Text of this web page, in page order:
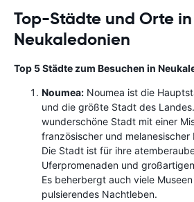
Top-Städte und Orte in
Neukaledonien
Top 5 Städte zum Besuchen in
Noumea: Noumea ist die
und die größte Stadt des
wunderschöne Stadt mit einer
französischer und melanesischer
Die Stadt ist für ihre
Uferpromenaden und
Es beherbergt auch viele
pulsierendes Nachtleben.